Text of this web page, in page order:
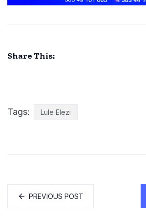
Share This:
Tags: Lule Elezi
PREVIOUS POST